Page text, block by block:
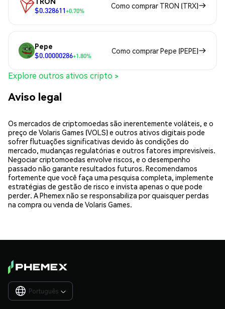
$0.328611+0.70%
Como comprar TRON (TRX)
Pepe
$0.00000286+1.80%
Como comprar Pepe (PEPE)
Explore outros ativos cripto >
Aviso legal
Os mercados de criptomoedas são inerentemente voláteis, e o
preço de Volaris Games (VOLS) e outros ativos digitais pode
sofrer flutuações significativas devido às condições do
mercado, mudanças regulatórias e outros fatores imprevisíveis.
Negociar criptomoedas envolve riscos, e o desempenho
passado não garante resultados futuros. Recomendamos
fortemente que você faça uma pesquisa completa, implemente
estratégias de gestão de risco e invista apenas o que pode
perder. A Phemex não se responsabiliza por quaisquer perdas
na compra ou venda de Volaris Games.
Português 